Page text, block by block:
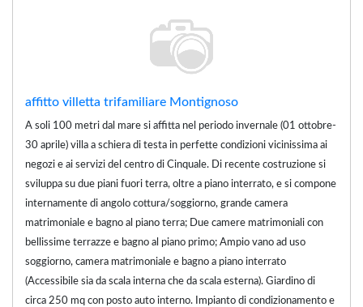
affitto villetta trifamiliare Montignoso
A soli 100 metri dal mare si affitta nel periodo invernale (01 ottobre-
30 aprile) villa a schiera di testa in perfette condizioni vicinissima ai
negozi e ai servizi del centro di Cinquale. Di recente costruzione si
sviluppa su due piani fuori terra, oltre a piano interrato, e si compone
internamente di angolo cottura/soggiorno, grande camera
matrimoniale e bagno al piano terra; Due camere matrimoniali con
bellissime terrazze e bagno al piano primo; Ampio vano ad uso
soggiorno, camera matrimoniale e bagno a piano interrato
(Accessibile sia da scala interna che da scala esterna). Giardino di
circa 250 mq con posto auto interno. Impianto di condizionamento e